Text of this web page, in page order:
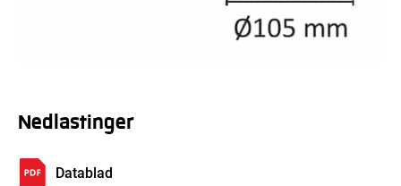
Nedlastinger
Datablad